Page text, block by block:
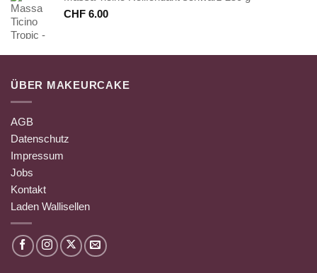
CHF 6.00
ÜBER MAKEURCAKE
AGB
Datenschutz
Impressum
Jobs
Kontakt
Laden Wallisellen